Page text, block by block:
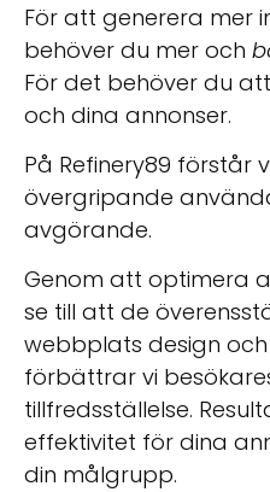
För att generera mer
behöver du mer och
För det behöver du
och dina annonser.
På Refinery89 förstår
övergripande
avgörande.
Genom att optimera
se till att de
webbplats design
förbättrar vi
tillfredsställelse.
effektivitet för dina
din målgrupp.